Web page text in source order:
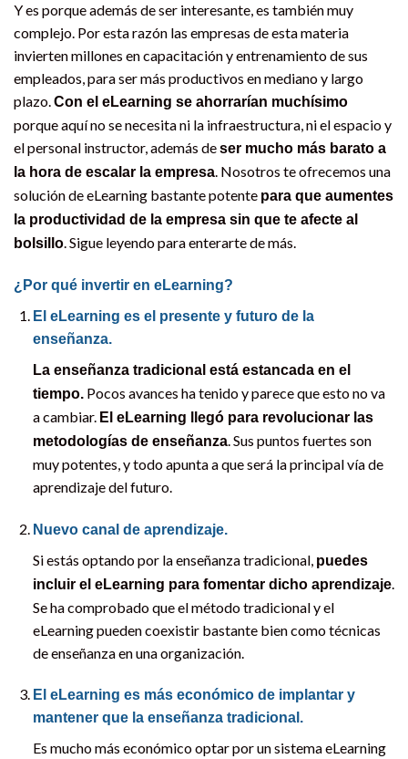
Y es porque además de ser interesante, es también muy
complejo. Por esta razón las empresas de esta materia
invierten millones en capacitación y entrenamiento de sus
empleados, para ser más productivos en mediano y largo
plazo.Con el eLearning se ahorrarían muchísimo
porque aquí no se necesita ni la infraestructura, ni el espacio y
el personal instructor, además deser mucho más barato a
la hora de escalar la empresa. Nosotros te ofrecemos una
solución de eLearning bastante potente para que aumentes
la productividad de la empresa sin que te afecte al
bolsillo. Sigue leyendo para enterarte de más.
¿Por qué invertir en eLearning?
El eLearning es el presente y futuro de la
enseñanza.
La enseñanza tradicional está estancada en el
tiempo.Pocos avances ha tenido y parece que esto no va
a cambiar. El eLearning llegó para revolucionar las
metodologías de enseñanza. Sus puntos fuertes son
muy potentes, y todo apunta a que será la principal vía de
aprendizaje del futuro.
Nuevo canal de aprendizaje.
Si estás optando por la enseñanza tradicional, puedes
incluir el eLearning para fomentar dicho aprendizaje.
Se ha comprobado que el método tradicional y el
eLearning pueden coexistir bastante bien como técnicas
de enseñanza en una organización.
El eLearning es más económico de implantar y
mantener que la enseñanza tradicional.
Es mucho más económico optar por un sistema eLearning